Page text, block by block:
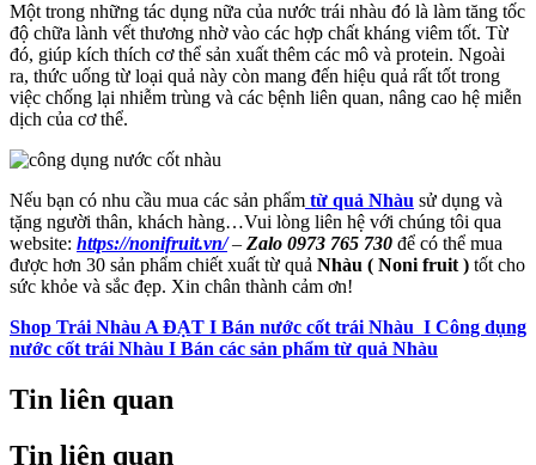
Một trong những tác dụng nữa của nước trái nhàu đó là làm tăng tốc
độ chữa lành vết thương nhờ vào các hợp chất kháng viêm tốt. Từ
đó, giúp kích thích cơ thể sản xuất thêm các mô và protein. Ngoài
ra, thức uống từ loại quả này còn mang đến hiệu quả rất tốt trong
việc chống lại nhiễm trùng và các bệnh liên quan, nâng cao hệ miễn
dịch của cơ thể.
Nếu bạn có nhu cầu mua các sản phẩm từ quả Nhàu sử dụng và
tặng người thân, khách hàng…Vui lòng liên hệ với chúng tôi qua
website: https://nonifruit.vn/– Zalo 0973 765 730 để có thể mua
được hơn 30 sản phẩm chiết xuất từ quả Nhàu ( Noni fruit ) tốt cho
sức khỏe và sắc đẹp. Xin chân thành cảm ơn!
Shop Trái Nhàu A ĐẠT I Bán nước cốt trái Nhàu I Công dụng
nước cốt trái Nhàu I Bán các sản phẩm từ quả Nhàu
Tin liên quan
Tin liên quan